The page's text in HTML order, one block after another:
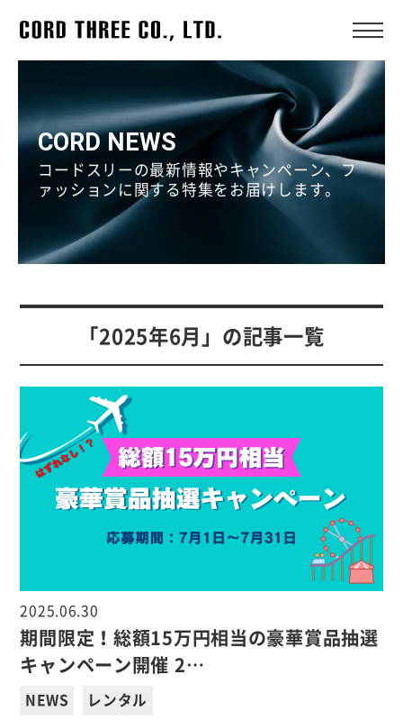
CORD NEWS
コードスリーの最新情報やキャンペーン、フ
ァッションに関する特集をお届けします。
「2025年6月」の記事一覧
2025.06.30
期間限定！総額15万円相当の豪華賞品抽選
キャンペーン開催 2…
NEWS レンタル